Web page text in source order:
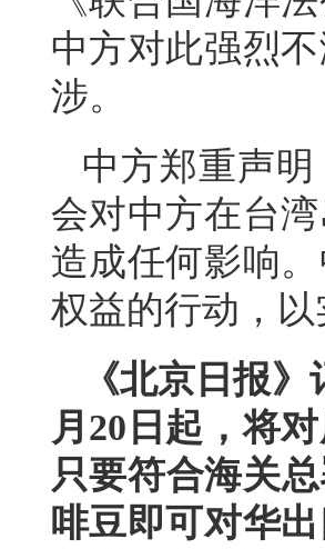
中方对此强烈
涉。
中方郑重声
会对中方在台
造成任何影响
权益的行动，
《北京日报
月20日起，将
只要符合海关
啡豆即可对华